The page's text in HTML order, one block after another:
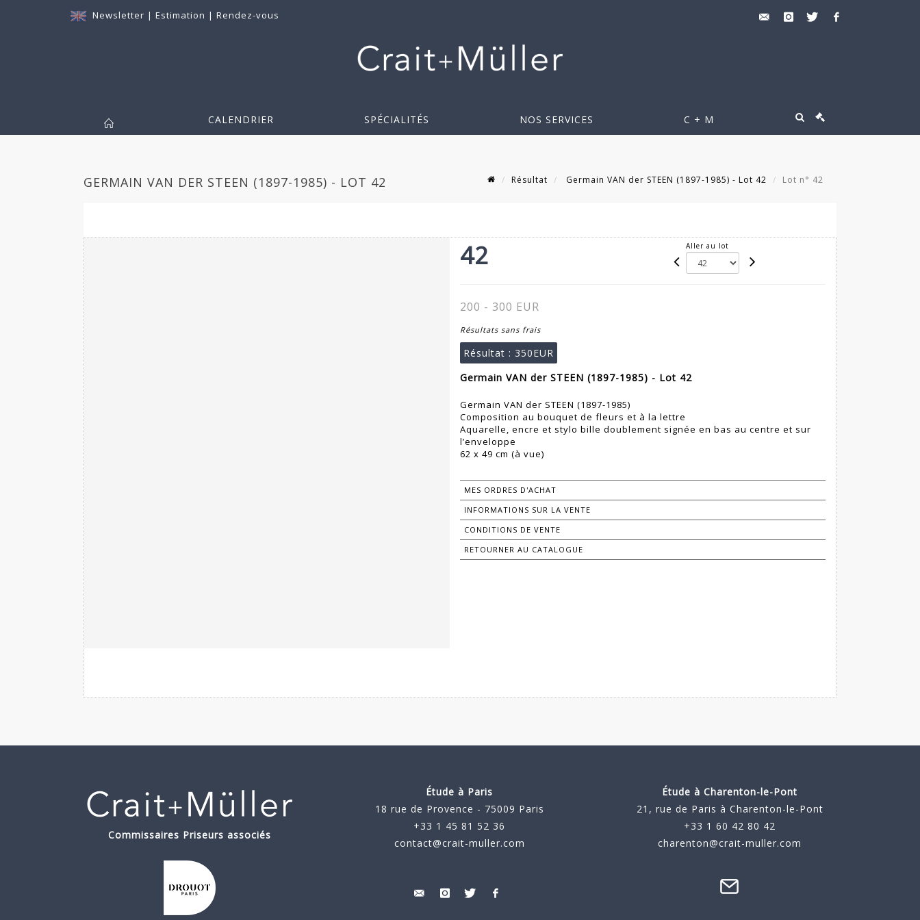
Newsletter | Estimation | Rendez-vous
CALENDRIER SPÉCIALITÉS NOS SERVICES C + M
GERMAIN VAN DER STEEN (1897-1985) - LOT 42 Résultat Germain VAN der STEEN (1897-1985) - Lot 42 Lot n° 42
42 Aller au lot
200 - 300 EUR
Résultats sans frais
Résultat : 350EUR
Germain VAN der STEEN (1897-1985) - Lot 42
Germain VAN der STEEN (1897-1985)
Composition au bouquet de fleurs et à la lettre
Aquarelle, encre et stylo bille doublement signée en bas au centre et sur
l’enveloppe
62 x 49 cm (à vue)
MES ORDRES D'ACHAT
INFORMATIONS SUR LA VENTE
CONDITIONS DE VENTE
RETOURNER AU CATALOGUE
Commissaires Priseurs associés
Étude à Paris
18 rue de Provence - 75009 Paris
+33 1 45 81 52 36
contact@crait-muller.com
Étude àCharenton-le-Pont
21, rue de Paris à Charenton-le-Pont
+33 1 60 42 80 42
charenton@crait-muller.com